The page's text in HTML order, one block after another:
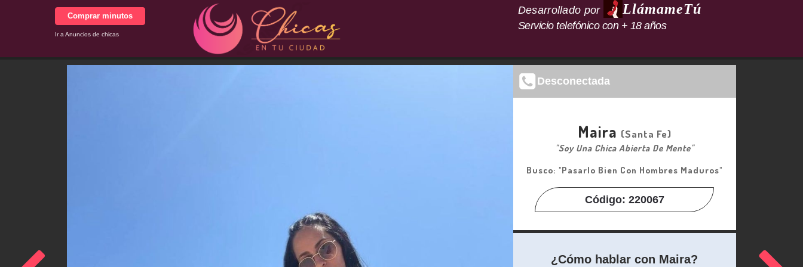
Comprar minutos
Ir a Anuncios de chicas
Desarrollado por LlámameTú
Servicio telefónico con + 18 años
Desconectada
Maira (santa Fe)
"Soy Una Chica Abierta De Mente"
Busco: "Pasarlo Bien Con Hombres Maduros"
Código: 220067
¿Cómo hablar con Maira?